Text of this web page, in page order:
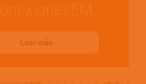
Leer más